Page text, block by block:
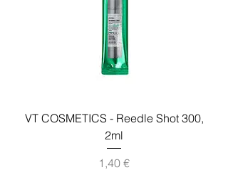
VT COSMETICS - Reedle Shot 300,
2ml
Prix
1,40 €